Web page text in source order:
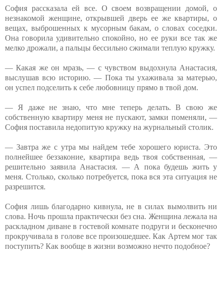
София рассказала ей все. О своем возвращении домой, о
незнакомой женщине, открывшей дверь ее же квартиры, о
вещах, выброшенных к мусорным бакам, о словах соседки.
Она говорила удивительно спокойно, но ее руки все так же
мелко дрожали, а пальцы бессильно сжимали теплую кружку.
— Какая же он мразь, — с чувством выдохнула Анастасия,
выслушав всю историю. — Пока ты ухаживала за матерью,
он успел подселить к себе любовницу прямо в твой дом.
— Я даже не знаю, что мне теперь делать. В свою же
собственную квартиру меня не пускают, замки поменяли, —
София поставила недопитую кружку на журнальный столик.
— Завтра же с утра мы найдем тебе хорошего юриста. Это
полнейшее беззаконие, квартира ведь твоя собственная, —
решительно заявила Анастасия. — А пока будешь жить у
меня. Столько, сколько потребуется, пока вся эта ситуация не
разрешится.
София лишь благодарно кивнула, не в силах вымолвить ни
слова. Ночь прошла практически без сна. Женщина лежала на
раскладном диване в гостевой комнате подруги и бесконечно
прокручивала в голове все произошедшее. Как Артем мог так
поступить? Как вообще в жизни возможно нечто подобное?